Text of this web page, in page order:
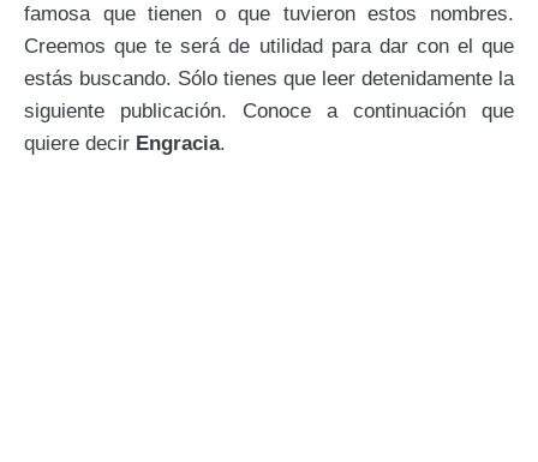
famosa que tienen o que tuvieron estos nombres.
Creemos que te será de utilidad para dar con el que
estás buscando. Sólo tienes que leer detenidamente la
siguiente publicación. Conoce a continuación que
quiere decir Engracia.